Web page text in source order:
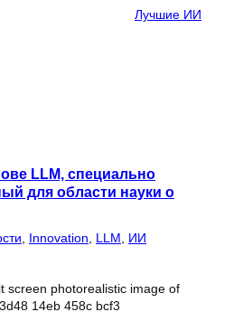
Лучшие ИИ
LLM, специально
для области науки о
Innovation LLM ИИ